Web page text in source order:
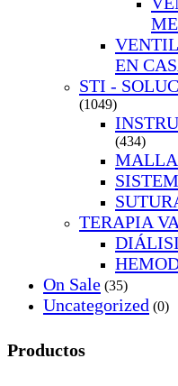
EN
STI -
(1049)
(434)
TERAPIA
On Sale (35)
Uncategorized (0)
Productos